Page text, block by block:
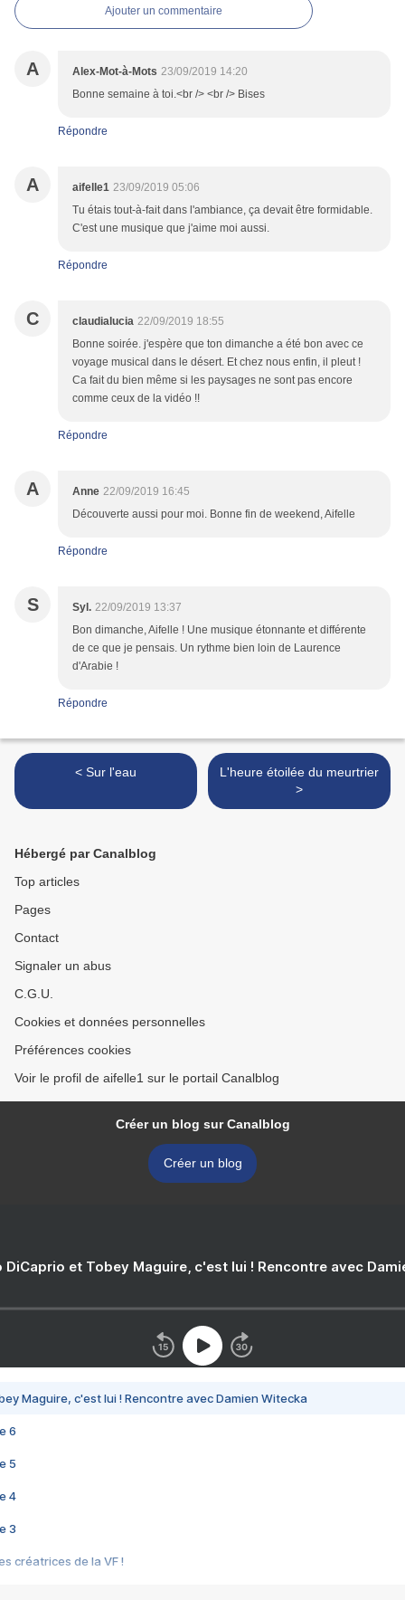
Ajouter un commentaire
A Alex-Mot-à-Mots 23/09/2019 14:20
Bonne semaine à toi.<br /> <br /> Bises
Répondre
A aifelle1 23/09/2019 05:06
Tu étais tout-à-fait dans l'ambiance, ça devait être formidable.
C'est une musique que j'aime moi aussi.
Répondre
C claudialucia 22/09/2019 18:55
Bonne soirée. j'espère que ton dimanche a été bon avec ce
voyage musical dans le désert. Et chez nous enfin, il pleut !
Ca fait du bien même si les paysages ne sont pas encore
comme ceux de la vidéo !!
Répondre
A Anne 22/09/2019 16:45
Découverte aussi pour moi. Bonne fin de weekend, Aifelle
Répondre
S Syl. 22/09/2019 13:37
Bon dimanche, Aifelle ! Une musique étonnante et différente
de ce que je pensais. Un rythme bien loin de Laurence
d'Arabie !
Répondre
< Sur l'eau
L'heure étoilée du meurtrier
>
Hébergé par Canalblog
Top articles
Pages
Contact
Signaler un abus
C.G.U.
Cookies et données personnelles
Préférences cookies
Voir le profil de aifelle1 sur le portail Canalblog
Créer un blog sur Canalblog
Créer un blog
DiCaprio et Tobey Maguire, c'est lui ! Rencontre avec
Maguire, c'est lui ! Rencontre avec Damien Witecka
6
5
4
3
créatrices de la VF !